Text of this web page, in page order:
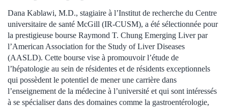
Dana Kablawi, M.D., stagiaire à l’Institut de recherche du Centre
universitaire de santé McGill (IR-CUSM), a été sélectionnée pour
la prestigieuse bourse Raymond T. Chung Emerging Liver par
l’American Association for the Study of Liver Diseases
(AASLD). Cette bourse vise à promouvoir l’étude de
l’hépatologie au sein de résidentes et de résidents exceptionnels
qui possèdent le potentiel de mener une carrière dans
l’enseignement de la médecine à l’université et qui sont intéressés
à se spécialiser dans des domaines comme la gastroentérologie,